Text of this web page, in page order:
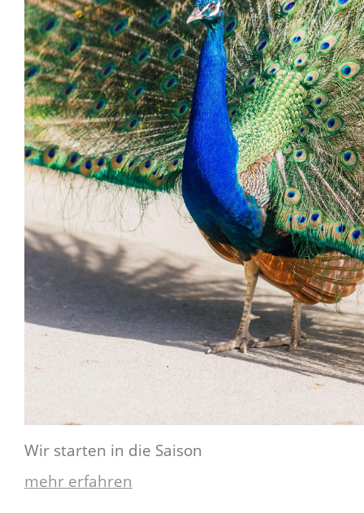
Wir starten in die Saison
mehr erfahren